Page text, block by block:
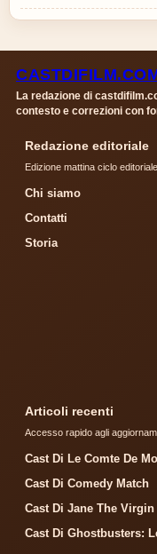
La redazione di
contesto e correzioni con
Redazione editoriale
Edizione mattina ciclo
Chi siamo
Contatti
Storia
Articoli recenti
Accesso rapido agli
Cast Di Le Comte De
Cast Di Comedy Match
Cast Di Jane The Virgin
Cast Di Ghostbusters: